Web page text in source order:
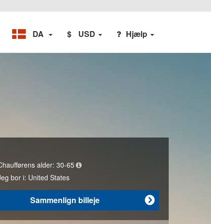
DA $ USD Hjælp
alder:30-65
bor i: United States

Sammenlign billeje